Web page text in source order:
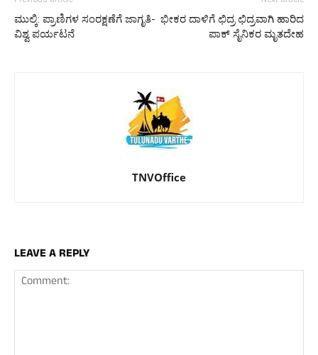
ಮುಲ್ಕಿ: ಪ್ರಾಣಿಗಳ ಸಂರಕ್ಷಣೆಗೆ ಜಾಗೃತಿ-
ವಿಶ್ವ ಪರ್ಯಟನೆ
ಭೀಕರ ದಾಳಿಗೆ ಛಿದ್ರ ಛಿದ್ರವಾಗಿ ಹಾರಿದ
ಪಾಕ್ ಸೈನಿಕರ ಮೃತದೇಹ
TNVOffice
LEAVE A REPLY